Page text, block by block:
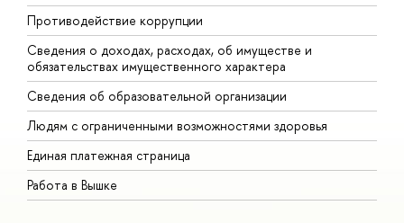
Противодействие коррупции
Сведения о доходах, расходах, об имуществе и
обязательствах имущественного характера
Сведения об образовательной организации
Людям с ограниченными возможностями здоровья
Единая платежная страница
Работа в Вышке